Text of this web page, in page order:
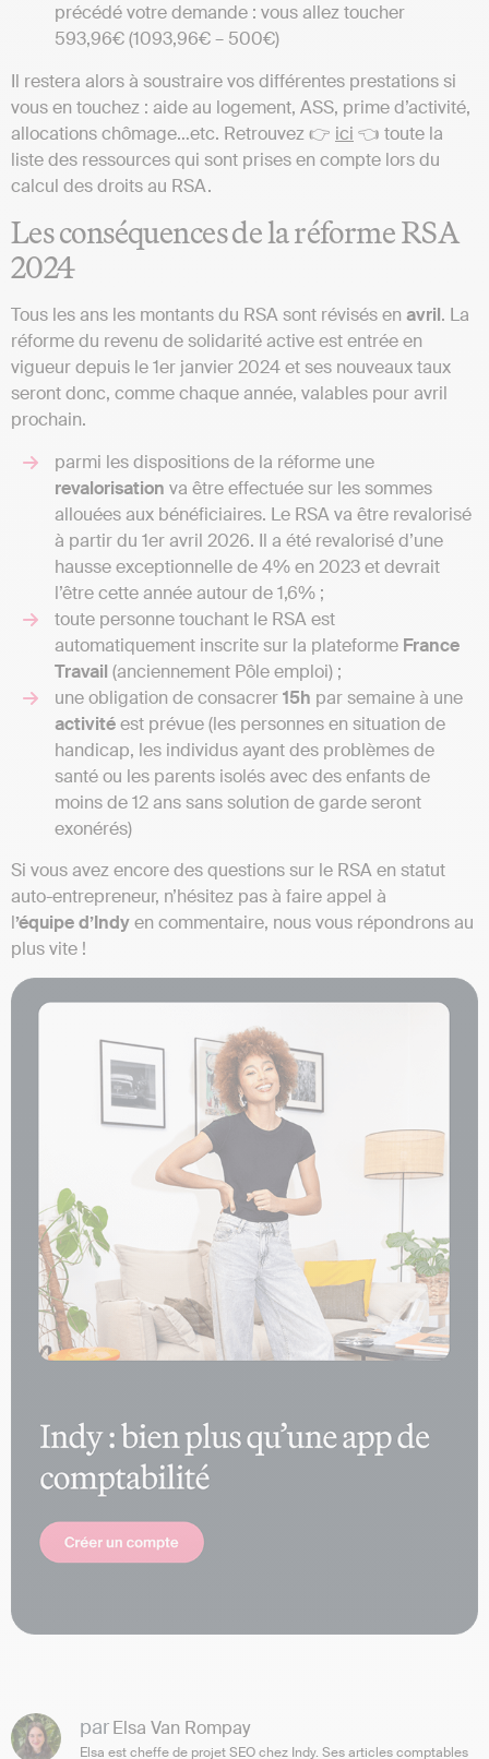
précédé votre demande : vous allez toucher
593,96€ (1093,96€ – 500€)
Il restera alors à soustraire vos différentes prestations si
vous en touchez : aide au logement, ASS, prime d’activité,
allocations chômage…etc. Retrouvez 👉 ici 👈 toute la
liste des ressources qui sont prises en compte lors du
calcul des droits au RSA.
Les conséquences de la réforme RSA
2024
Tous les ans les montants du RSA sont révisés en avril. La
réforme du revenu de solidarité active est entrée en
vigueur depuis le 1er janvier 2024 et ses nouveaux taux
seront donc, comme chaque année, valables pour avril
prochain.
parmi les dispositions de la réforme une
revalorisation va être effectuée sur les sommes
allouées aux bénéficiaires. Le RSA va être revalorisé
à partir du 1er avril 2026. Il a été revalorisé d’une
hausse exceptionnelle de 4% en 2023 et devrait
l’être cette année autour de 1,6% ;
toute personne touchant le RSA est
automatiquement inscrite sur la plateforme France
Travail (anciennement Pôle emploi) ;
une obligation de consacrer15h par semaine à une
activitéest prévue (les personnes en situation de
handicap, les individus ayant des problèmes de
santé ou les parents isolés avec des enfants de
moins de 12 ans sans solution de garde seront
exonérés)
Si vous avez encore des questions sur le RSA en statut
auto-entrepreneur, n’hésitez pas à faire appel à
l’équipe d’Indyen commentaire, nous vous répondrons au
plus vite !
parElsa Van Rompay
Elsa est cheffe de projet SEO chez Indy. Ses articles comptables